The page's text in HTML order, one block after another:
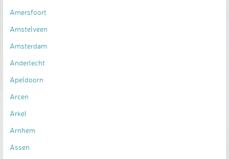
Amersfoort
Amstelveen
Amsterdam
Anderlecht
Apeldoorn
Arcen
Arkel
Arnhem
Assen